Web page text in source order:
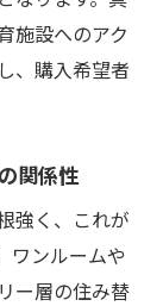
施設へのアク
、購入希望者
関係性
強く、これが
ワンルームや
ー層の住み替